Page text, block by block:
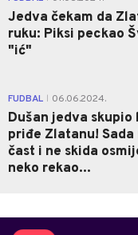
Jedva čekam da
ruku: Piksi peckao
"ić"
FUDBAL 06.06.2024.
Dušan jedva skupio
priđe Zlatanu!
čast i ne skida
neko rekao...